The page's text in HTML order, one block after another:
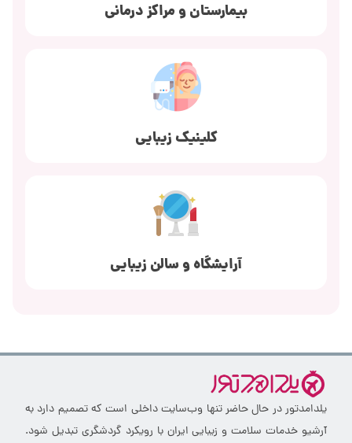
بیمارستان و مراکز درمانی
کلینیک زیبایی
آرایشگاه و سالن زیبایی
یلدامدتور در حال حاضر تنها وب‌سایت داخلی است که تصمیم دارد به
آرشیو خدمات سلامت و زیبایی ایران با رویکرد گردشگری تبدیل شود.